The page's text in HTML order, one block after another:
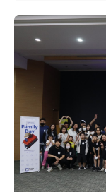
참석해, 타 부서 브
브레인저들의 소통
모습으로 찾아오겠